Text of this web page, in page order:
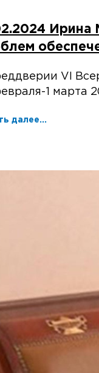
VI
1 марта
далее...